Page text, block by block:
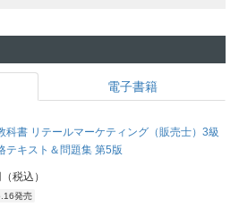
電子書籍
科書 リテールマーケティング（販売士）3級
テキスト＆問題集 第5版
税込）
発売